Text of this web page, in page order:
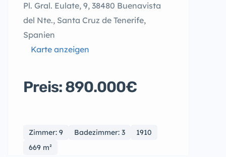
Pl. Gral. Eulate, 9, 38480 Buenavista
del Nte., Santa Cruz de Tenerife,
Spanien
Karte anzeigen
Preis: 890.000€
Zimmer: 9 Badezimmer: 3
1910
669 m²